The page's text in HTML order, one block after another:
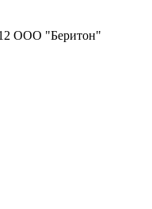
ООО "Беритон"